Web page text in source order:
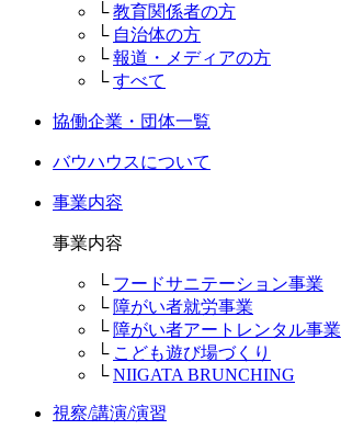
└教育関係者の方
└ 自治体の方
└報道・メディアの方
└すべて
協働企業・団体一覧
バウハウスについて
事業内容
事業内容
└ フードサニテーション事業
└ 障がい者就労事業
└ 障がい者アートレンタル事業
└ こども遊び場づくり
└NIIGATA BRUNCHING
視察/講演/演習